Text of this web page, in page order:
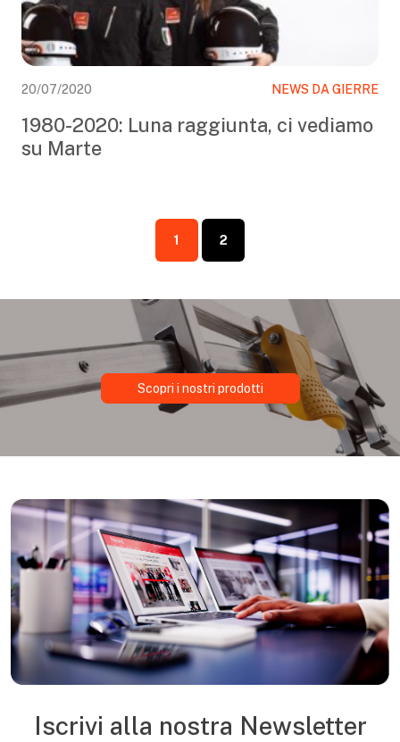
20/07/2020 NEWS DA GIERRE
1980-2020: Luna raggiunta, ci vediamo
su Marte
Current Page
1
Page
2
Scopri i nostri prodotti
Iscrivi alla nostra Newsletter